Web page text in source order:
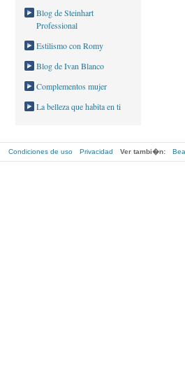
Blog de Steinhart
Professional
Estilismo con Romy
Blog de Ivan Blanco
Complementos mujer
La belleza que habita en ti
Condiciones de uso Privacidad Ver tambi�n: